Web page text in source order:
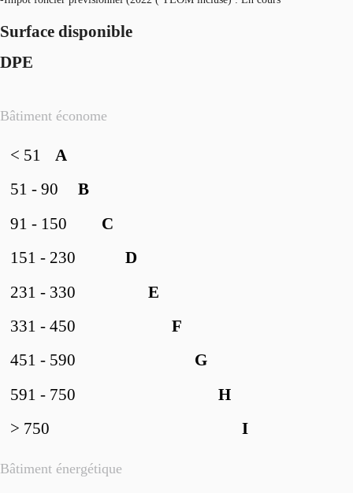
Surface disponible
DPE
Bâtiment économe
Bâtiment énergétique
A
< 51
B
51 - 90
C
91 - 150
D
151 - 230
E
231 - 330
F
331 - 450
G
451 - 590
H
591 - 750
I
> 750